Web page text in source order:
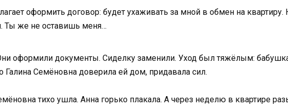
оформить договор: будет ухаживать за мной в обмен на
Ты же не оставишь меня…
оформили документы. Сиделку заменили. Уход был тяжёлым: бабушка
Галина Семёновна доверила ей дом, придавала сил.
тихо ушла. Анна горько плакала. А через неделю в квартире